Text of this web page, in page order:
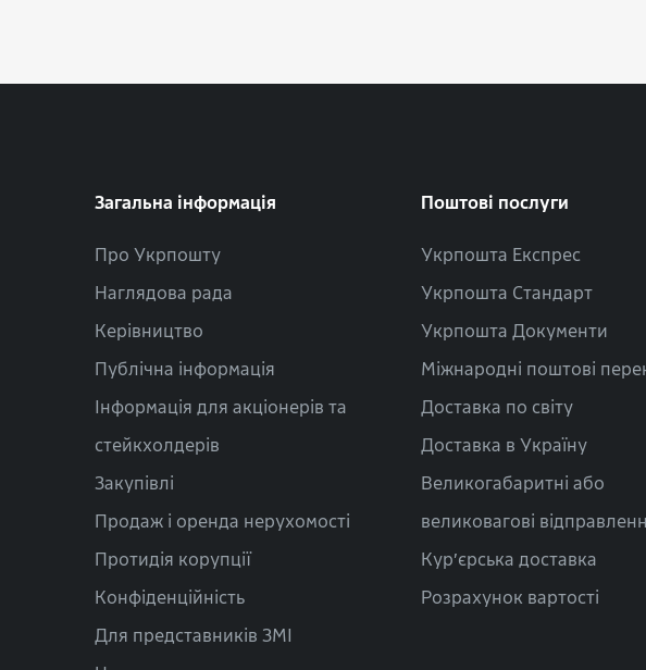
Загальна інформація
Про Укрпошту
Наглядова рада
Керівництво
Публічна інформація
Інформація для акціонерів та
стейкхолдерів
Закупівлі
Продаж і оренда нерухомості
Протидія корупції
Конфіденційність
Для представників ЗМІ
Поштові послуги
Укрпошта Експрес
Укрпошта Стандарт
Укрпошта Документи
Міжнародні поштові
Доставка по світу
Доставка в Україну
Великогабаритні або
великовагові
Кур’єрська доставка
Розрахунок вартості